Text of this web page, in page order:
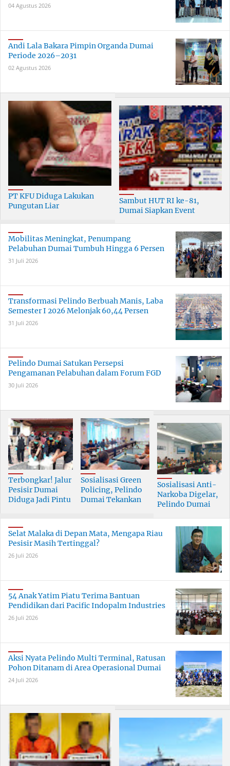
04 Agustus 2026
Andi Lala Bakara Pimpin Organda Dumai
Periode 2026–2031
02 Agustus 2026
PT KFU Diduga Lakukan
Pungutan Liar
Dumai
Sambut HUT RI ke-81,
Dumai Siapkan Event
Mobilitas Meningkat, Penumpang
Pelabuhan Dumai Tumbuh Hingga 6 Persen
31 Juli 2026
Transformasi Pelindo Berbuah Manis, Laba
Semester I 2026 Melonjak 60,44 Persen
31 Juli 2026
Pelindo Dumai Satukan Persepsi
Pengamanan Pelabuhan dalam Forum FGD
30 Juli 2026
Terbongkar! Jalur
Pesisir Dumai
Diduga Jadi Pintu
Skala Besar
Sosialisasi Green
Policing, Pelindo
Dumai Tekankan
Bersama
Sosialisasi Anti-
Narkoba Digelar,
Pelindo Dumai
Selat Malaka di Depan Mata, Mengapa Riau
Pesisir Masih Tertinggal?
26 Juli 2026
54 Anak Yatim Piatu Terima Bantuan
Pendidikan dari Pacific Indopalm Industries
26 Juli 2026
Aksi Nyata Pelindo Multi Terminal, Ratusan
Pohon Ditanam di Area Operasional Dumai
24 Juli 2026